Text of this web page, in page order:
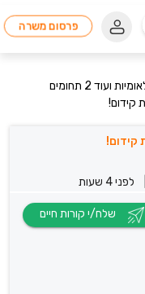
פרסום משרה
ועוד 2 תחומים
קידום!
קידום!
לפני 4 שעות